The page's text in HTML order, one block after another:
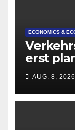
ECONOMICS &
erst
AUG. 8, 2026